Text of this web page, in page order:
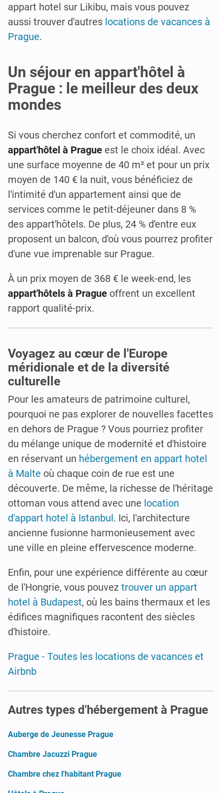
appart hotel sur Likibu, mais vous pouvez
aussi trouver d'autres locations de vacances à
Prague.
Un séjour en appart'hôtel à
Prague : le meilleur des deux
mondes
Si vous cherchez confort et commodité, un
appart'hôtel à Prague est le choix idéal. Avec
une surface moyenne de 40 m² et pour un prix
moyen de 140 € la nuit, vous bénéficiez de
l'intimité d'un appartement ainsi que de
services comme le petit-déjeuner dans 8 %
des appart'hôtels. De plus, 24 % d'entre eux
proposent un balcon, d'où vous pourrez profiter
d'une vue imprenable sur Prague.
À un prix moyen de 368 € le week-end, les
appart'hôtels à Prague offrent un excellent
rapport qualité-prix.
Voyagez au cœur de l'Europe
méridionale et de la diversité
culturelle
Pour les amateurs de patrimoine culturel,
pourquoi ne pas explorer de nouvelles facettes
en dehors de Prague ? Vous pourriez profiter
du mélange unique de modernité et d'histoire
en réservant un hébergement en appart hotel
à Malte où chaque coin de rue est une
découverte. De même, la richesse de l'héritage
ottoman vous attend avec une location
d'appart hotel à Istanbul. Ici, l'architecture
ancienne fusionne harmonieusement avec
une ville en pleine effervescence moderne.
Enfin, pour une expérience différente au cœur
de l'Hongrie, vous pouvez trouver un appart
hotel à Budapest, où les bains thermaux et les
édifices magnifiques racontent des siècles
d'histoire.
Prague - Toutes les locations de vacances et
Airbnb
Autres types d'hébergement à Prague
Auberge de Jeunesse Prague
Chambre Jacuzzi Prague
Chambre chez l'habitant Prague